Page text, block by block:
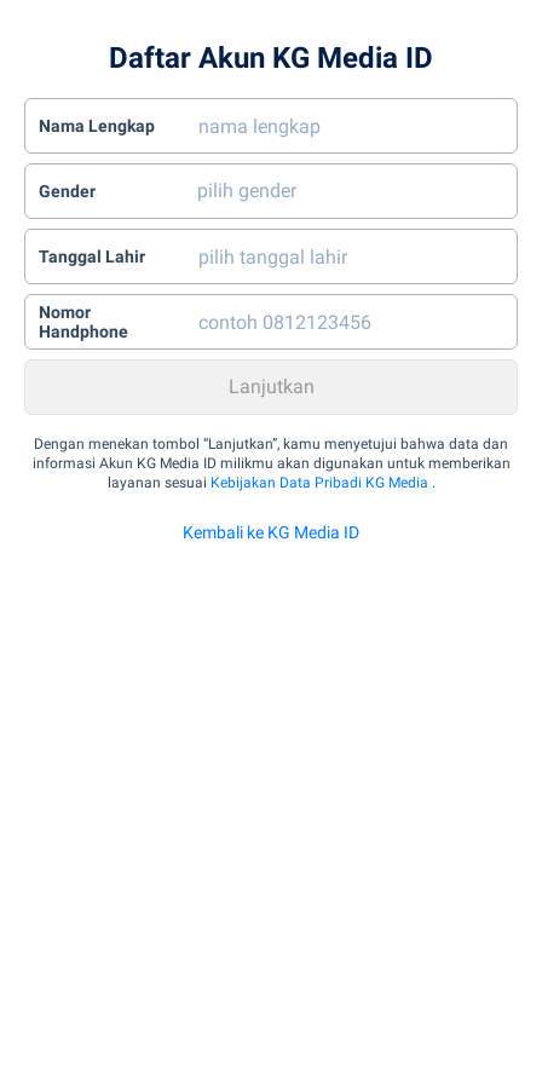
Daftar Akun KG Media ID
Nama Lengkap
Gender
Tanggal Lahir
Nomor
Handphone
Dengan menekan tombol “Lanjutkan”, kamu menyetujui bahwa data dan
informasi Akun KG Media ID milikmu akan digunakan untuk memberikan
layanan sesuai Kebijakan Data Pribadi KG Media .
Kembali ke KG Media ID